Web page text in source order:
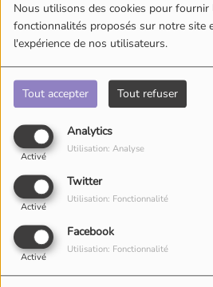
Nous utilisons des cookies pour fournir
fonctionnalités proposés sur notre site
l'expérience de nos utilisateurs.
Tout accepter Tout refuser
Analytics
Activé
Utilisation: Analyse
Twitter
Activé
Utilisation: Fonctionnalité
Facebook
Activé
Utilisation: Fonctionnalité